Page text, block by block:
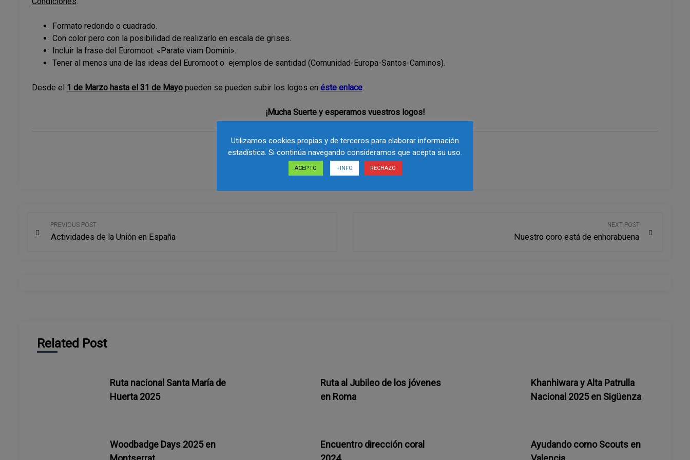
Formato redondo o cuadrado.
Con color pero con la posibilidad de realizarlo en escala de grises.
Incluir la frase del Euromoot: «Parate viam Domini».
Tener al menos una de las ideas del Euromoot o ejemplos de santidad (Comunidad-Europa-Santos-Caminos).
Desde el 1 de Marzo hasta el 31 de Mayo pueden se pueden subir los logos en éste enlace.
¡Mucha Suerte y esperamos vuestros logos!
PREVIOUS POST
Actividades de la Unión en España
NEXT POST
Nuestro coro está de enhorabuena
Related Post
Ruta nacional Santa María de
Huerta 2025
Ruta al Jubileo de los jóvenes
en Roma
Khanhiwara y Alta Patrulla
Nacional 2025 en Sigüenza
Woodbadge Days 2025 en
Encuentro dirección coral
Ayudando como Scouts en
Utilizamos cookies propias y de terceros para elaborar información
estadística. Si continúa navegando consideramos que acepta su uso.
ACEPTO +INFO RECHAZO